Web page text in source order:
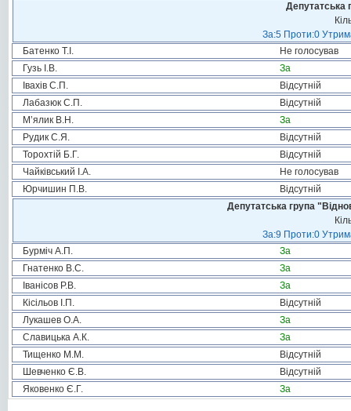
Депутатська
За:5 Проти:0
Батенко Т.І.
Не голосував
Гузь І.В.
За
Івахів С.П.
Відсутній
Лабазюк С.П.
Відсутній
М’ялик В.Н.
За
Рудик С.Я.
Відсутній
Торохтій Б.Г.
Відсутній
Чайківський І.А.
Не голосував
Юрчишин П.В.
Відсутній
Депутатська група
За:9 Проти:0
Бурміч А.П.
За
Гнатенко В.С.
За
Іванісов Р.В.
За
Кісільов І.П.
Відсутній
Лукашев О.А.
За
Славицька А.К.
За
Тищенко М.М.
Відсутній
Шевченко Є.В.
Відсутній
Яковенко Є.Г.
За